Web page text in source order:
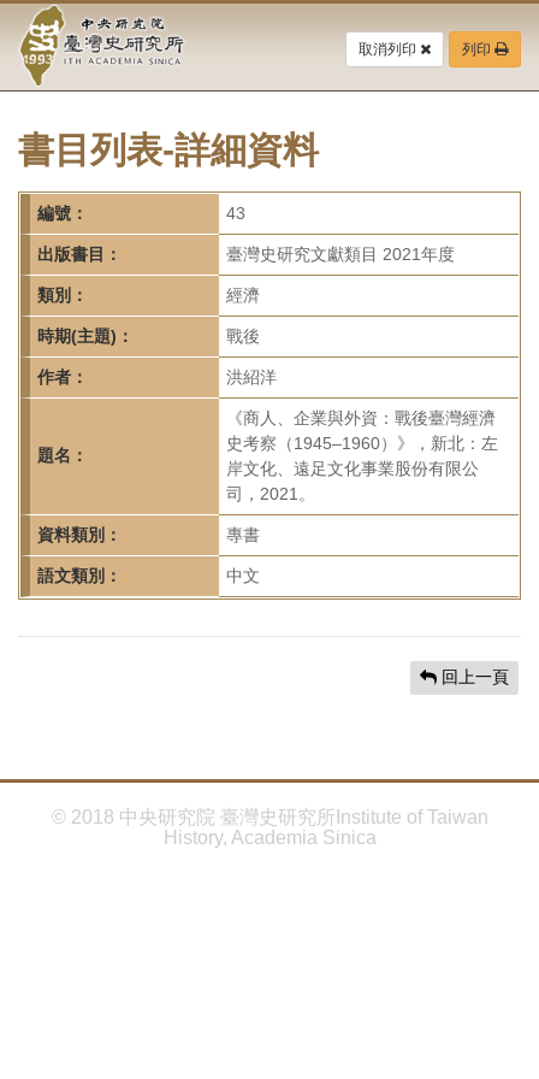
要
中
央
研
究
院-
臺
灣
史
研
究
首
頁
取消列印 列印
書目列表-詳細資料
編號： 43
出版書目： 臺灣史研究文獻類目 2021年度
類別： 經濟
時期(主題)： 戰後
作者： 洪紹洋
題名：
《商人、企業與外資：戰後臺灣經濟
史考察（1945–1960）》，新北：左
岸文化、遠足文化事業股份有限公
司，2021。
資料類別： 專書
語文類別： 中文
回上一頁
© 2018 中央研究院 臺灣史研究所Institute of Taiwan
History, Academia Sinica